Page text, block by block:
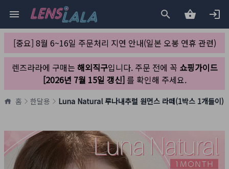
[중요] 8월 6~16일 주문처리 지연 안내(일본 오봉 연휴 관련)
렌즈라라에 구매는 해외직구입니다. 주문 전에 꼭 쇼핑가이드
[2026년 7월 15일 갱신]를 확인해 주세요.
홈 한달용 Luna Natural 루나내추럴 원먼스 라떼(1박스 1개들이)